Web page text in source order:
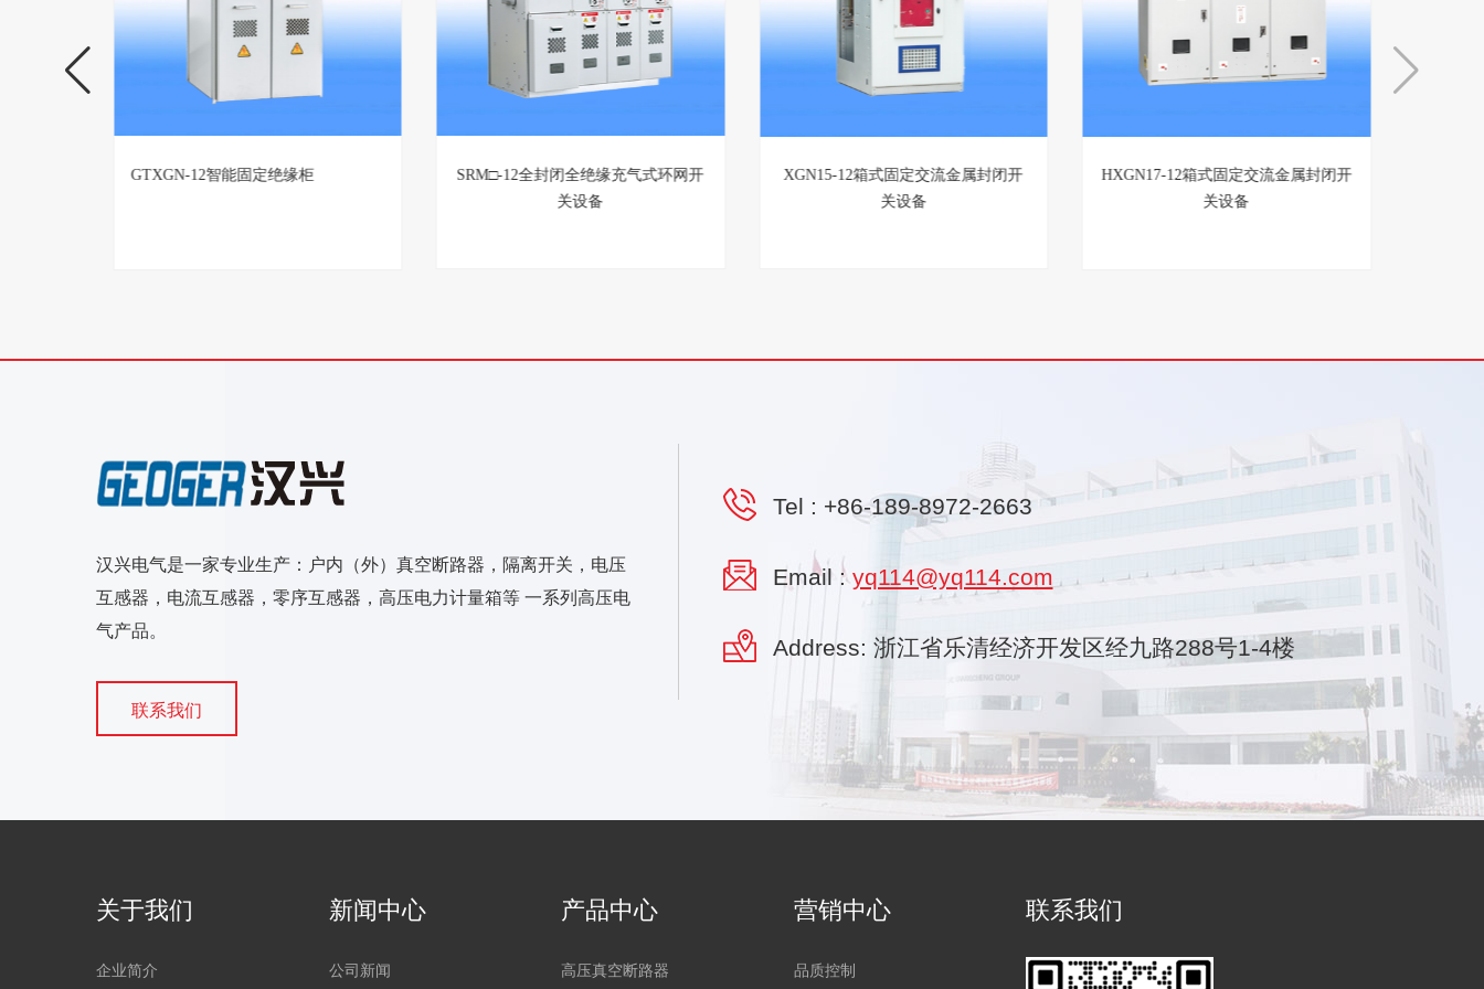
GTXGN-12智能固定绝缘柜
SRM□-12全封闭全绝缘充气式环网开
关设备
XGN15-12箱式固定交流金属封闭开
关设备
HXGN17-12箱式固定交流金属封闭开
关设备
汉兴电气是一家专业生产：户内（外）真空断路器，隔离开关，电压
互感器，电流互感器，零序互感器，高压电力计量箱等 一系列高压电
气产品。
联系我们
Tel : +86-189-8972-2663
Email :yq114@yq114.com
Address: 浙江省乐清经济开发区经九路288号1-4楼
关于我们
企业简介
新闻中心
公司新闻
产品中心
高压真空断路器
营销中心
品质控制
联系我们